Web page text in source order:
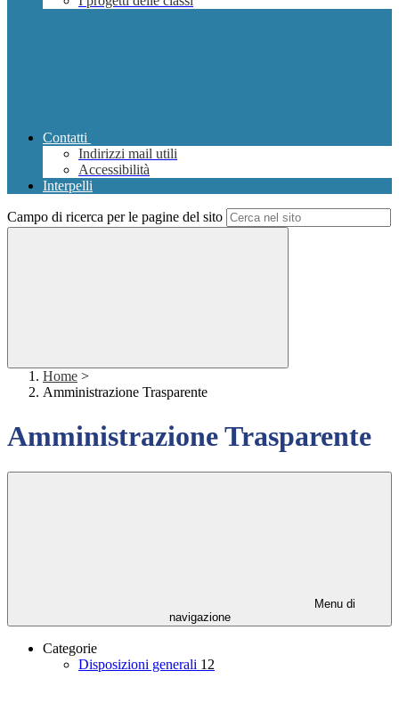
Contatti
Indirizzi mail utili
Accessibilità
Interpelli
Campo di ricerca per le pagine del sito
Home >
Amministrazione Trasparente
Amministrazione Trasparente
Menu di
navigazione
Categorie
Disposizioni generali 12